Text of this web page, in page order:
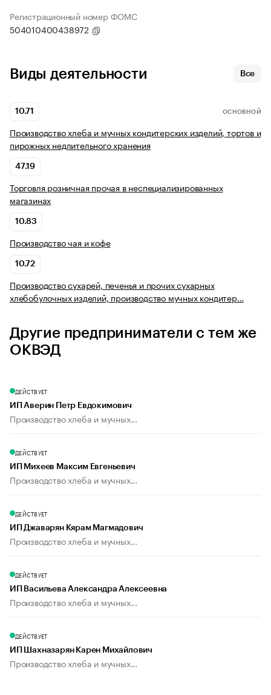
Регистрационный номер ФОМС
504010400438972
Виды деятельности Все
10.71 ОСНОВНОЙ
Производство хлеба и мучных кондитерских изделий, тортов и
пирожных недлительного хранения
47.19
Торговля розничная прочая в неспециализированных
магазинах
10.83
Производство чая и кофе
10.72
Производство сухарей, печенья и прочих сухарных
хлебобулочных изделий, производство мучных кондитер…
Другие предприниматели с тем же
ОКВЭД
ДЕЙСТВУЕТ
ИП Аверин Петр Евдокимович
Производство хлеба и мучных...
ДЕЙСТВУЕТ
ИП Михеев Максим Евгеньевич
Производство хлеба и мучных...
ДЕЙСТВУЕТ
ИП Джаварян Кярам Магмадович
Производство хлеба и мучных...
ДЕЙСТВУЕТ
ИП Васильева Александра Алексеевна
Производство хлеба и мучных...
ДЕЙСТВУЕТ
ИП Шахназарян Карен Михайлович
Производство хлеба и мучных...